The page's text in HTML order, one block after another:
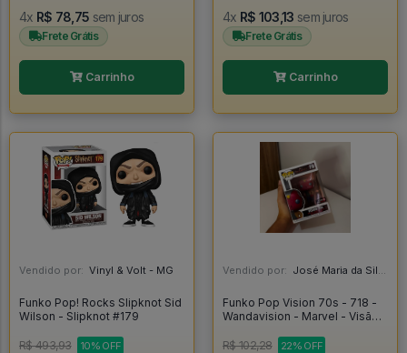
4x R$ 78,75 sem juros
Frete Grátis
Carrinho
4x R$ 103,13 sem juros
Frete Grátis
Carrinho
Vendido por: Vinyl & Volt - MG
Funko Pop! Rocks Slipknot Sid
Wilson - Slipknot #179
R$ 493,93 10% OFF
Vendido por: José Maria da Silva Junior - AL
Funko Pop Vision 70s - 718 -
Wandavision - Marvel - Visão -
Wandavision #718
R$ 102,28 22% OFF